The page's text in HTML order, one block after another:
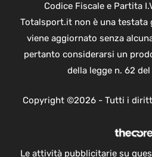
Codice Fiscale e Partita
Totalsport.it non è una testata
viene aggiornato senza
pertanto considerarsi un
della legge n. 62
Copyright ©2026 - Tutti i
Le attività pubblicitarie su